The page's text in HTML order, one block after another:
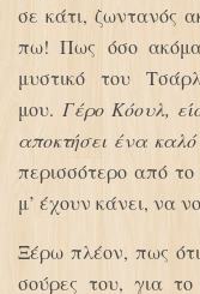
σε κάτι, ζωντανός
πω! Πως όσο
μυστικό του
μου. Γέρο Κόουλ,
αποκτήσει ένα
περισσότερο από
μ’ έχουν κάνει, να
Ξέρω πλέον, πως
σούρες του, για